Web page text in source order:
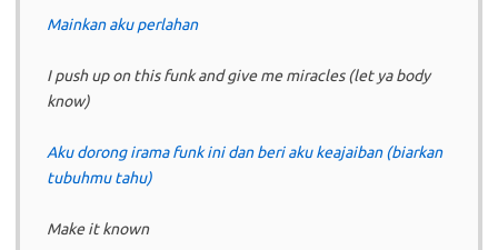
Mainkan aku perlahan
I push up on this funk and give me miracles (let ya body
know)
Aku dorong irama funk ini dan beri aku keajaiban (biarkan
tubuhmu tahu)
Make it known